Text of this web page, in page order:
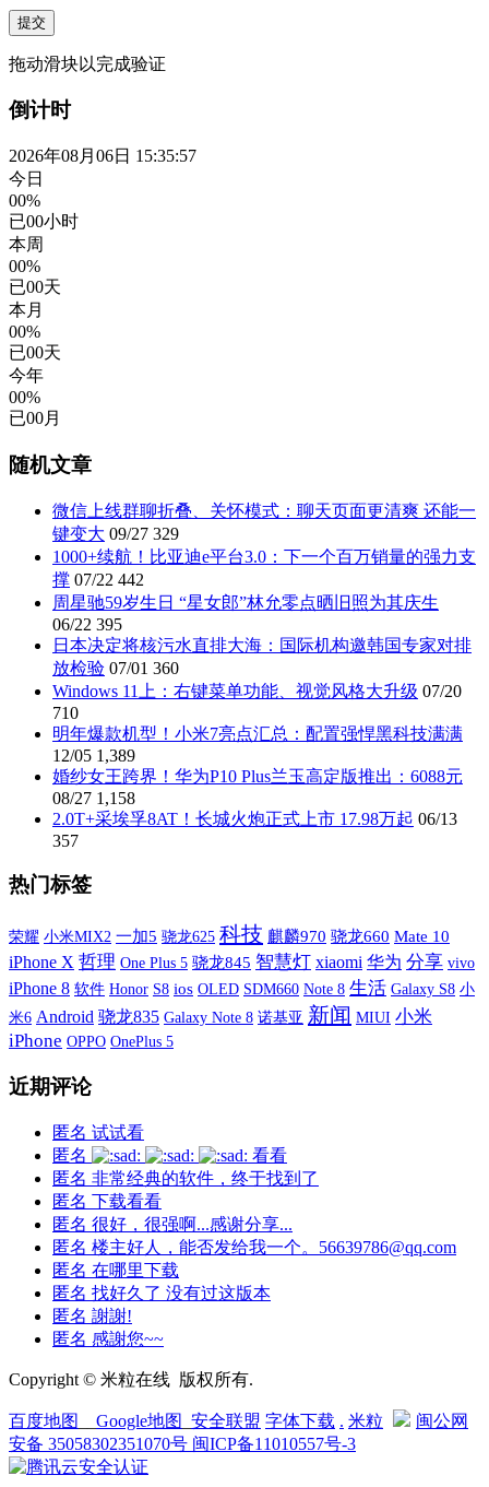
提交
拖动滑块以完成验证
倒计时
2026年08月06日 15:35:58
今日
00%
已00小时
本周
00%
已00天
本月
00%
已00天
今年
00%
已00月
随机文章
微信上线群聊折叠、关怀模式：聊天页面更清爽 还能一
键变大 09/27 329
1000+续航！比亚迪e平台3.0：下一个百万销量的强力支
撑 07/22 442
周星驰59岁生日 “星女郎”林允零点晒旧照为其庆生
06/22 395
日本决定将核污水直排大海：国际机构邀韩国专家对排
放检验 07/01 360
Windows 11上：右键菜单功能、视觉风格大升级 07/20
710
明年爆款机型！小米7亮点汇总：配置强悍黑科技满满
12/05 1,389
婚纱女王跨界！华为P10 Plus兰玉高定版推出：6088元
08/27 1,158
2.0T+采埃孚8AT！长城火炮正式上市 17.98万起 06/13
357
热门标签
荣耀 小米MIX2 一加5 骁龙625 科技 麒麟970 骁龙660 Mate 10
iPhone X 哲理 One Plus 5 骁龙845 智慧灯 xiaomi 华为 分享 vivo
iPhone 8 软件 Honor S8 ios OLED SDM660 Note 8 生活 Galaxy S8 小
米6 Android 骁龙835 Galaxy Note 8 诺基亚 新闻 MIUI 小米
iPhone OPPO OnePlus 5
近期评论
匿名 试试看
匿名
看看
匿名 非常经典的软件，终于找到了
匿名 下载看看
匿名 很好，很强啊...感谢分享...
匿名 楼主好人，能否发给我一个。56639786@qq.com
匿名 在哪里下载
匿名 找好久了 没有过这版本
匿名 謝謝!
匿名 感謝您~~
Copyright © 米粒在线 版权所有.
百度地图 Google地图 安全联盟 字体下载 . 米粒
闽公网
安备 35058302351070号 闽ICP备11010557号-3